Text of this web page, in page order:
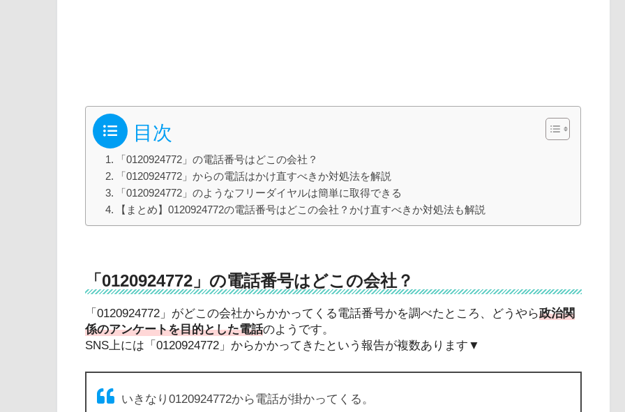
目次
「0120924772」の電話番号はどこの会社？
「0120924772」からの電話はかけ直すべきか対処法を解説
「0120924772」のようなフリーダイヤルは簡単に取得できる
【まとめ】0120924772の電話番号はどこの会社？かけ直すべきか対処法も解説
「0120924772」の電話番号はどこの会社？
「0120924772」がどこの会社からかかってくる電話番号かを調べたところ、どうやら政治関
係のアンケートを目的とした電話のようです。
SNS上には「0120924772」からかかってきたという報告が複数あります▼
いきなり0120924772から電話が掛かってくる。